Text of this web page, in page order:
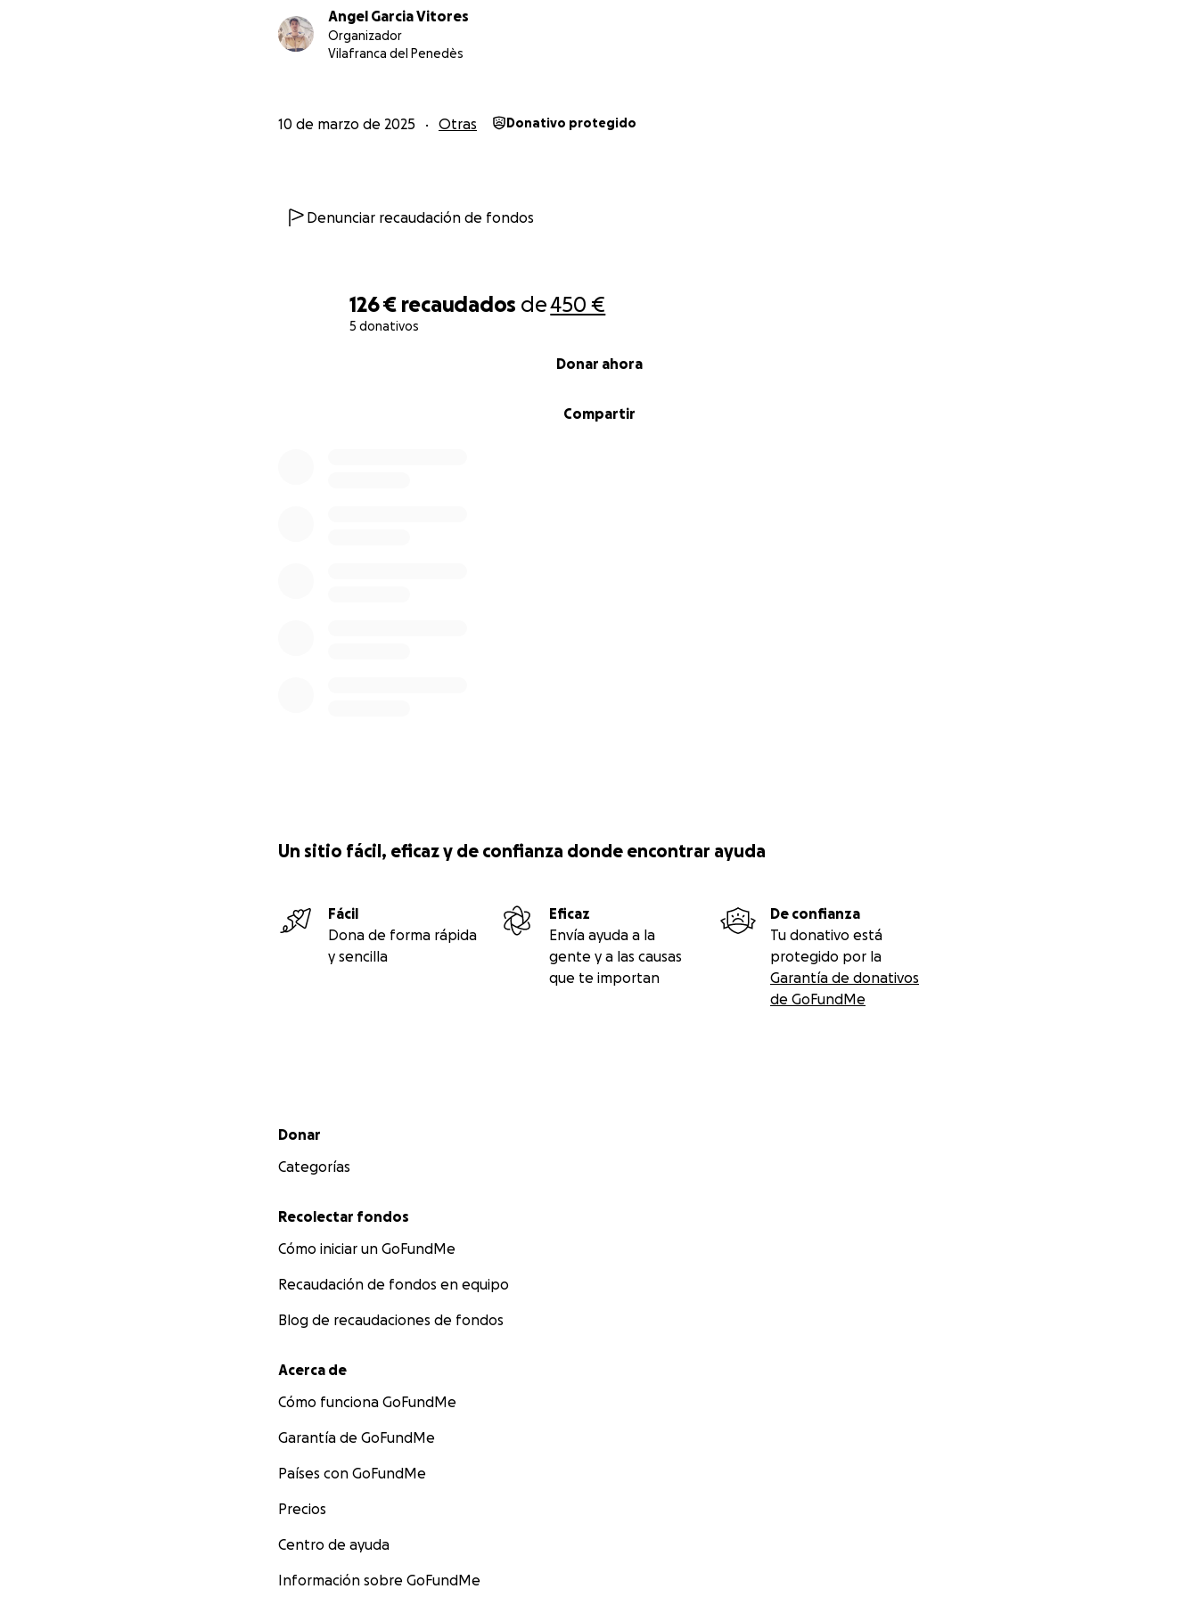
126 € recaudados de450 €
5 donativos
Compartir
Donar ahora
Angel Garcia Vitores
Organizador
Vilafranca del Penedès
10 de marzo de 2025 Otras Donativo protegido
Denunciar recaudación de fondos
Un sitio fácil, eficaz y de confianza donde encontrar ayuda
Fácil
Dona de forma rápida
y sencilla
Eficaz
Envía ayuda a la
gente y a las causas
que te importan
De confianza
Tu donativo está
protegido por la
Garantía de donativos
de GoFundMe
Menú secundario
Donar
Categorías
Recolectar fondos
Cómo iniciar un GoFundMe
Recaudación de fondos en equipo
Blog de recaudaciones de fondos
Acerca de
Cómo funciona GoFundMe
Garantía de GoFundMe
Países con GoFundMe
Precios
Centro de ayuda
Información sobre GoFundMe